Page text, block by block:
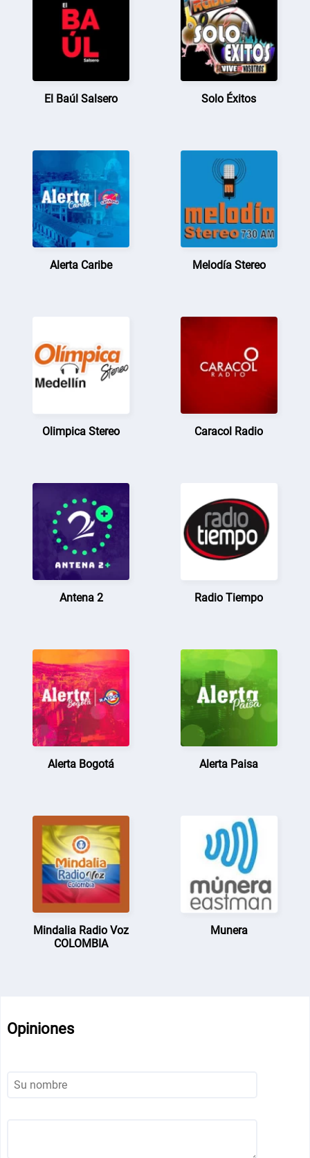
El Baúl Salsero Solo Éxitos
Alerta Caribe Melodía Stereo
Olimpica Stereo Caracol Radio
Antena 2 Radio Tiempo
Alerta Bogotá Alerta Paisa
Mindalia Radio Voz
COLOMBIA
Munera
Opiniones